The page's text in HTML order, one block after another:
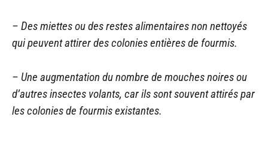
– Des miettes ou des restes alimentaires non nettoyés
qui peuvent attirer des colonies entières de fourmis.
– Une augmentation du nombre de mouches noires ou
d’autres insectes volants, car ils sont souvent attirés par
les colonies de fourmis existantes.